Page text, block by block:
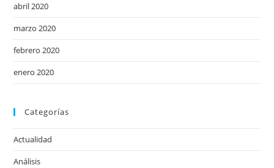
abril 2020
marzo 2020
febrero 2020
enero 2020
Categorías
Actualidad
Análisis